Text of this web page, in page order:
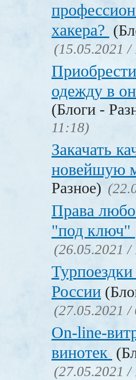
хакера?
(15.05.2021 /
одежду в
(Блоги -
11:18)
Закачать
новейшую
Разное)
Права
"под ключ"
(26.05.2021 /
России
(27.05.2021 /
On-line-
винотек
(27.05.2021 /